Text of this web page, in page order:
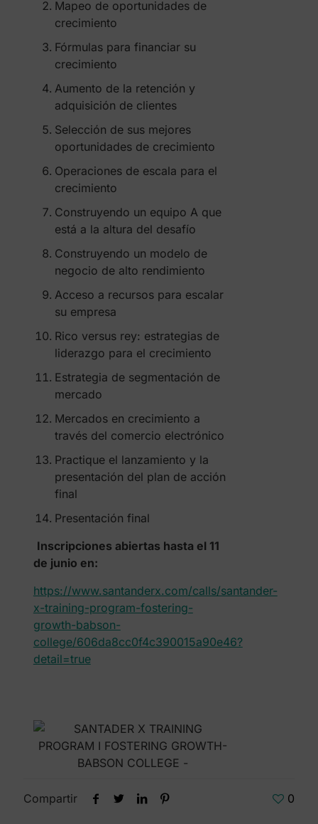
Mapeo de oportunidades de
crecimiento
Fórmulas para financiar su
crecimiento
Aumento de la retención y
adquisición de clientes
Selección de sus mejores
oportunidades de crecimiento
Operaciones de escala para el
crecimiento
Construyendo un equipo A que
está a la altura del desafío
Construyendo un modelo de
negocio de alto rendimiento
Acceso a recursos para escalar
su empresa
Rico versus rey: estrategias de
liderazgo para el crecimiento
Estrategia de segmentación de
mercado
Mercados en crecimiento a
través del comercio electrónico
Practique el lanzamiento y la
presentación del plan de acción
final
Presentación final
Inscripciones abiertas hasta el 11
de junio en:
https://www.santanderx.com/calls/santander-
x-training-program-fostering-
growth-babson-
college/606da8cc0f4c390015a90e46?
detail=true
Compartir 0